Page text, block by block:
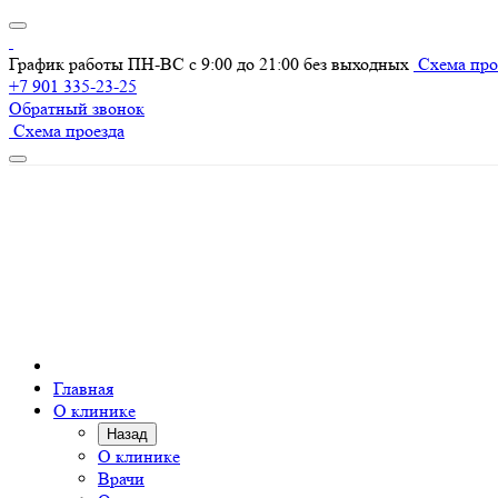
График работы ПН-ВС с 9:00 до 21:00 без выходных Схема
+7 901 335-23-25
Обратный звонок
Схема проезда
Главная
О клинике
Назад
О клинике
Врачи